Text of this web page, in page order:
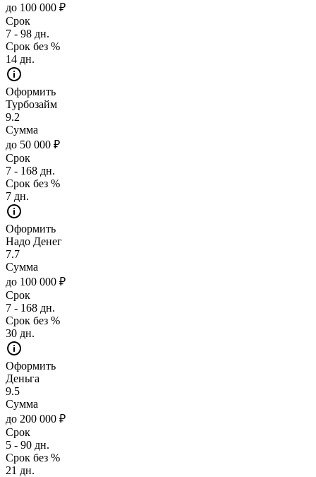
до 100 000 ₽
Срок
7 - 98 дн.
Срок без %
14 дн.
Оформить
Турбозайм
9.2
Сумма
до 50 000 ₽
Срок
7 - 168 дн.
Срок без %
7 дн.
Оформить
Надо Денег
7.7
Сумма
до 100 000 ₽
Срок
7 - 168 дн.
Срок без %
30 дн.
Оформить
Деньга
9.5
Сумма
до 200 000 ₽
Срок
5 - 90 дн.
Срок без %
21 дн.